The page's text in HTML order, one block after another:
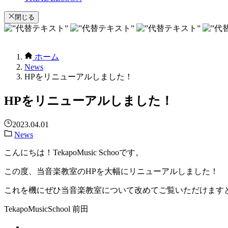
閉じる
ホーム
News
HPをリニューアルしました！
HPをリニューアルしました！
2023.04.01
News
こんにちは！TekapoMusic Schooです。
この度、当音楽教室のHPを大幅にリニューアルしました！
これを機にぜひ当音楽教室について改めてご覧いただけます
TekapoMusicSchool 前田